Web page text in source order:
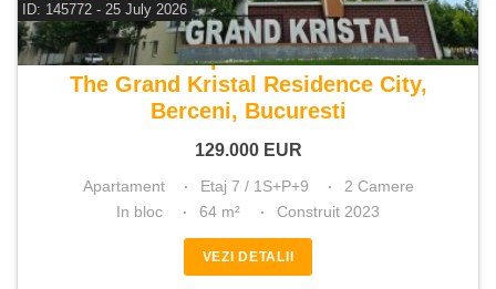
ID: 145772 - 25 July 2026
De vanzare apartament 2 camere
The Grand Kristal Residence City,
Berceni, Bucuresti
129.000 EUR
Apartament Etaj 7 / 1S+P+9
2 Camere
In bloc
64 m² Construit 2023
VEZI DETALII